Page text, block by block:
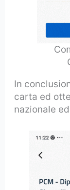
In
carta ed
nazionale